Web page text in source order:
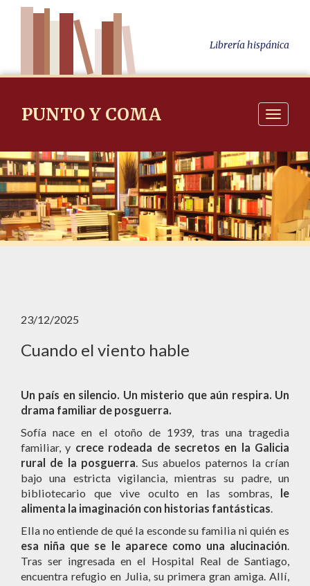
Librería hispánica
PUNTO Y COMA
23/12/2025
Cuando el viento hable
Un país en silencio. Un misterio que aún respira. Un
drama familiar de posguerra.
Sofía nace en el otoño de 1939, tras una tragedia
familiar, y crece rodeada de secretos en la Galicia
rural de la posguerra . Sus abuelos paternos la crían
bajo una estricta vigilancia, mientras su padre, un
bibliotecario que vive oculto en las sombras, le
alimenta la imaginación con historias fantásticas
Ella no entiende de qué la esconde su familia ni quién es
esa niña que se le aparece como una alucinación
Tras ser ingresada en el Hospital Real de Santiago,
encuentra refugio en Julia, su primera gran amiga. Allí,